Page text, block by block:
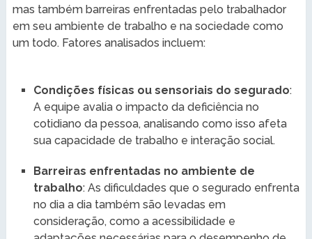
mas também barreiras enfrentadas pelo trabalhador
em seu ambiente de trabalho e na sociedade como
um todo. Fatores analisados incluem:
Condições físicas ou sensoriais do segurado:
A equipe avalia o impacto da deficiência no
cotidiano da pessoa, analisando como isso afeta
sua capacidade de trabalho e interação social.
Barreiras enfrentadas no ambiente de
trabalho: As dificuldades que o segurado enfrenta
no dia a dia também são levadas em
consideração, como a acessibilidade e